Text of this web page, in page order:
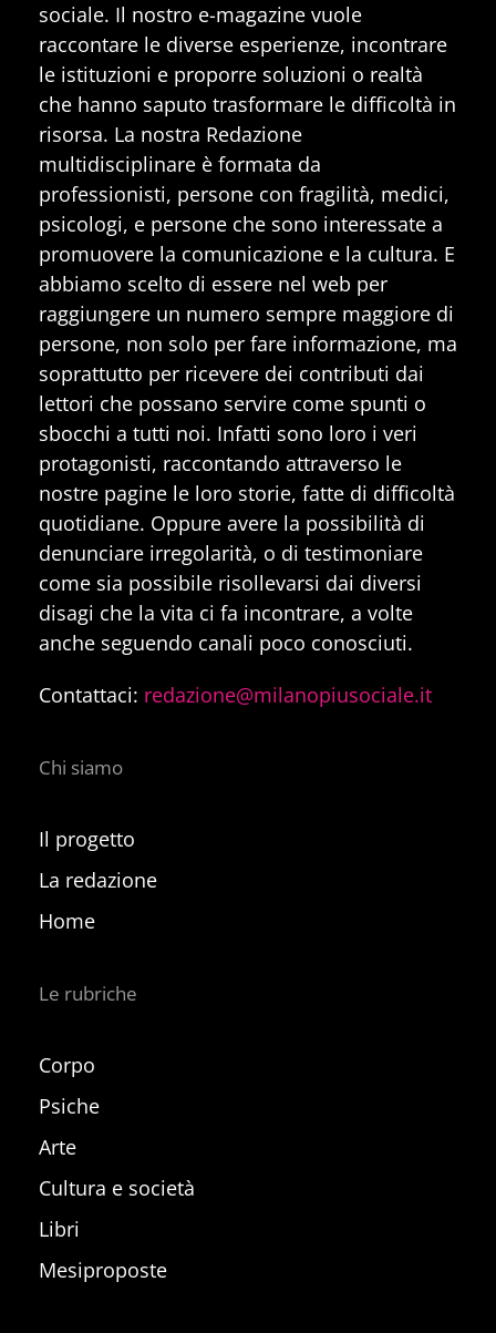
sociale. Il nostro e-magazine vuole
raccontare le diverse esperienze, incontrare
le istituzioni e proporre soluzioni o realtà
che hanno saputo trasformare le difficoltà in
risorsa. La nostra Redazione
multidisciplinare è formata da
professionisti, persone con fragilità, medici,
psicologi, e persone che sono interessate a
promuovere la comunicazione e la cultura. E
abbiamo scelto di essere nel web per
raggiungere un numero sempre maggiore di
persone, non solo per fare informazione, ma
soprattutto per ricevere dei contributi dai
lettori che possano servire come spunti o
sbocchi a tutti noi. Infatti sono loro i veri
protagonisti, raccontando attraverso le
nostre pagine le loro storie, fatte di difficoltà
quotidiane. Oppure avere la possibilità di
denunciare irregolarità, o di testimoniare
come sia possibile risollevarsi dai diversi
disagi che la vita ci fa incontrare, a volte
anche seguendo canali poco conosciuti.
Contattaci: redazione@milanopiusociale.it
Chi siamo
Il progetto
La redazione
Home
Le rubriche
Corpo
Psiche
Arte
Cultura e società
Libri
Mesiproposte